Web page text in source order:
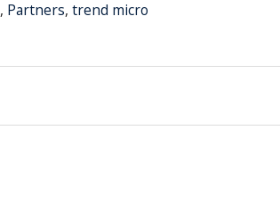
, Partners, trend micro